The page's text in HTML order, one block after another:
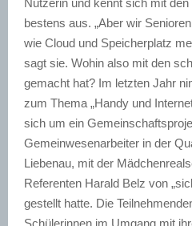
bestens aus. „Aber wir
wie Cloud und Speicherplatz
sagt sie. Wohin also mit den
gemacht hat? Im letzten Jahr
zum Thema „Handy und
sich um ein
Gemeinwesenarbeiter in der
Liebenau, mit der
Referenten Harald Belz von
gestellt hatte. Die
Schülerinnen im Umgang mit